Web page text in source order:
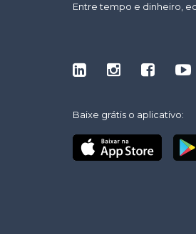
Entre tempo e dinheiro,
Baixe grátis o aplicativo: